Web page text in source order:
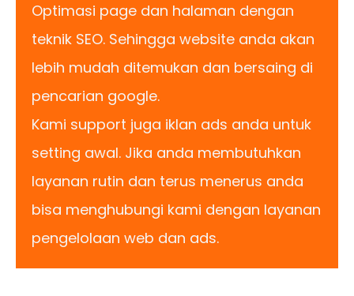
Optimasi page dan halaman dengan
teknik SEO. Sehingga website anda akan
lebih mudah ditemukan dan bersaing di
pencarian google.
Kami support juga iklan ads anda untuk
setting awal. Jika anda membutuhkan
layanan rutin dan terus menerus anda
bisa menghubungi kami dengan layanan
pengelolaan web dan ads.